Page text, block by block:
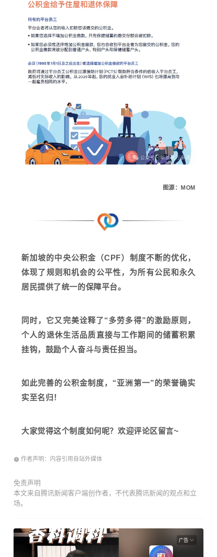
图源：MOM
新加坡的中央公积金（CPF）制度不断的优化，
体现了规则和机会的公平性，为所有公民和永久
居民提供了统一的保障平台。
同时，它又完美诠释了“多劳多得”的激励原则，
个人的退休生活品质直接与工作期间的储蓄积累
挂钩，鼓励个人奋斗与责任担当。
如此完善的公积金制度，“亚洲第一”的荣誉确实
实至名归！
大家觉得这个制度如何呢？欢迎评论区留言~
作者声明：内容引用自站外媒体
免责声明
本文来自腾讯新闻客户端创作者，不代表腾讯新闻的观点和立
场。
广告